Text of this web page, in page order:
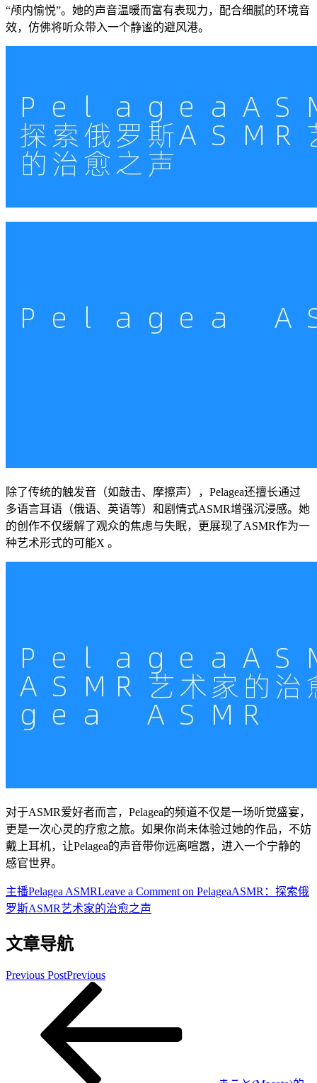
“颅内愉悦”。她的声音温暖而富有表现力，配合细腻的环境音
效，仿佛将听众带入一个静谧的避风港。
除了传统的触发音（如敲击、摩擦声），Pelagea还擅长通过
多语言耳语（俄语、英语等）和剧情式ASMR增强沉浸感。她
的创作不仅缓解了观众的焦虑与失眠，更展现了ASMR作为一
种艺术形式的可能X 。
对于ASMR爱好者而言，Pelagea的频道不仅是一场听觉盛宴，
更是一次心灵的疗愈之旅。如果你尚未体验过她的作品，不妨
戴上耳机，让Pelagea的声音带你远离喧嚣，进入一个宁静的
感官世界。
主播Pelagea ASMRLeave a Comment on PelageaASMR：探索俄
罗斯ASMR艺术家的治愈之声
文章导航
Previous PostPrevious